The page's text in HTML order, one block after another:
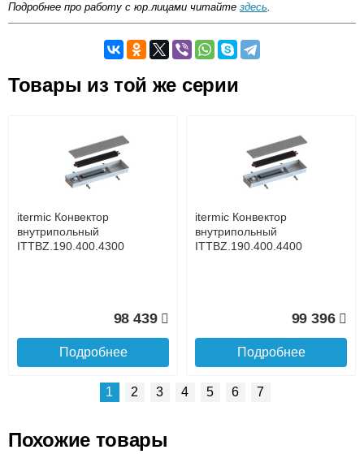
Подробнее про работу с юр.лицами читайте здесь.
Оставьте отзыв
Наличный расчёт
Банковской картой на сайте в режиме реального
времени
Банковской картой при получении товара как при
Интернет-деньгами (Yandex-деньги, Web-money,
Qiwi-кошельки и другие).
Безналичный расчёт (возможно и с НДС)
Товары из той же серии
itermic Конвектор
внутрипольный
ITTBZ.190.400.4300
98 439
Подробнее
itermic Конвектор
внутрипольный
ITTBZ.190.400.4400
99 396
Подробнее
1 2 3 4 5 6 7
Похожие товары